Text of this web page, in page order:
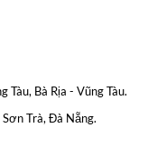
Bà Rịa - Vũng Tàu.
Trà, Đà Nẵng.